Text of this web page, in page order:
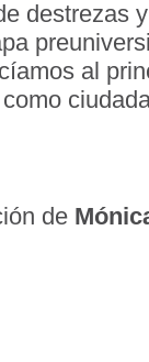
destrezas
al
de